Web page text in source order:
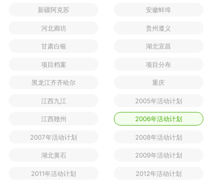
新疆阿克苏 安徽蚌埠
河北廊坊 贵州遵义
甘肃白银 湖北宜昌
项目档案 项目分布
黑龙江齐齐哈尔 重庆
江西九江 2005年活动计划
江西赣州 2006年活动计划
2007年活动计划 2008年活动计划
湖北黄石 2009年活动计划
2011年活动计划 2012年活动计划